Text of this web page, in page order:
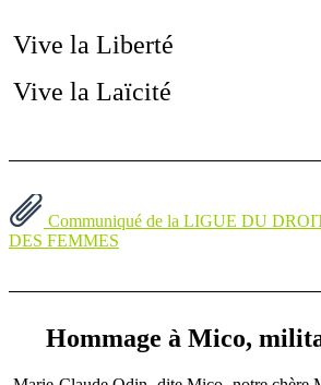
Vive la Liberté
Vive la Laïcité
Communiqué de la LIGUE DU
DES FEMMES
Hommage à Mico,